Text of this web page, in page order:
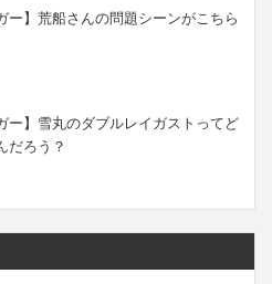
ー】荒船さんの問題シーンがこちら
ー】雪丸のダブルレイガストってど
だろう？